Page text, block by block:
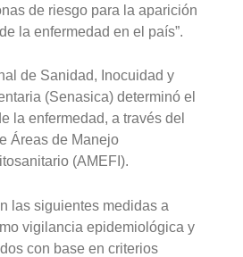
de riesgo para la aparición
la enfermedad en el país”.
de Sanidad, Inocuidad y
(Senasica) determinó el
la enfermedad, a través del
Áreas de Manejo
(AMEFI).
las siguientes medidas a
vigilancia epidemiológica y
con base en criterios